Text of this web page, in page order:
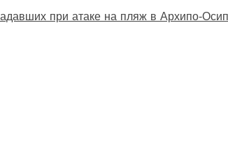
при атаке на пляж в